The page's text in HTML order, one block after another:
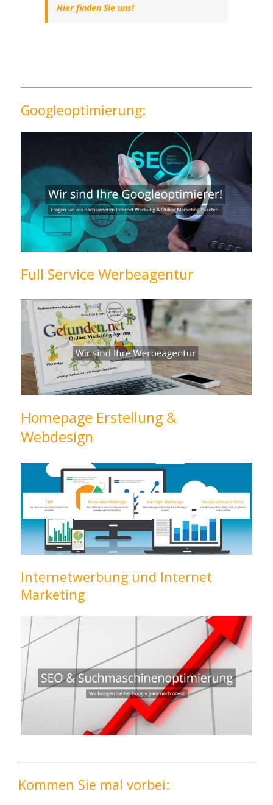
Hier finden Sie uns!
Googleoptimierung:
Full Service Werbeagentur
Homepage Erstellung &
Webdesign
Internetwerbung und Internet
Marketing
Kommen Sie mal vorbei: